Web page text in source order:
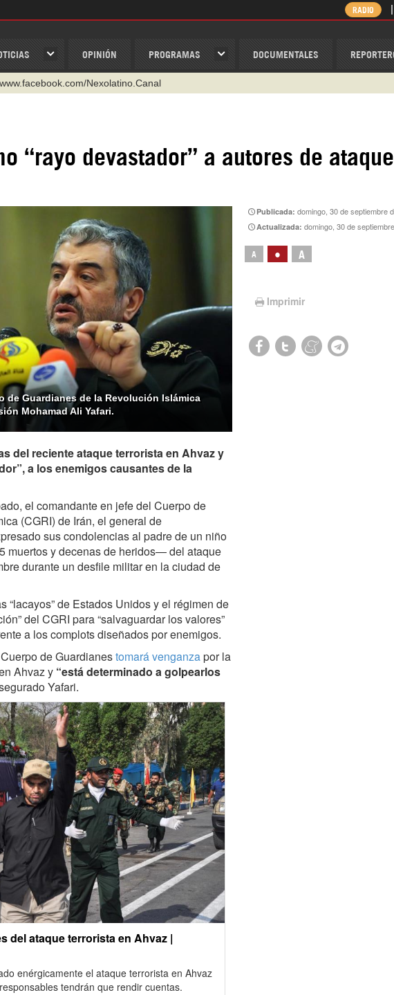
OPINIÓN PROGRAMAS DOCUMENTALES
RADIO
@nexo_latino
hispantvcanal
y Viber: +98 921 79 29 404
Nexolatino.Canal
“rayo devastador” a autores de
de Guardianes de la Revolución Islámica
Mohamad Ali Yafari.
Publicada:domingo, 30 de septiembre
Actualizada:domingo, 30 de septiembre
A • A
Imprimir
del reciente ataque terrorista en Ahvaz y
a los enemigos causantes de la
el comandante en jefe del Cuerpo de
(CGRI) de Irán, el general de
sus condolencias al padre de un niño
muertos y decenas de heridos— del ataque
durante un desfile militar en la ciudad de
“lacayos” de Estados Unidos y el régimen de
del CGRI para “salvaguardar los valores”
a los complots diseñados por enemigos.
de Guardianestomará venganzapor la
Ahvaz y “está determinado a golpearlos
Yafari.
del ataque terrorista en Ahvaz |
enérgicamente el ataque terrorista en Ahvaz
tendrán que rendir cuentas.